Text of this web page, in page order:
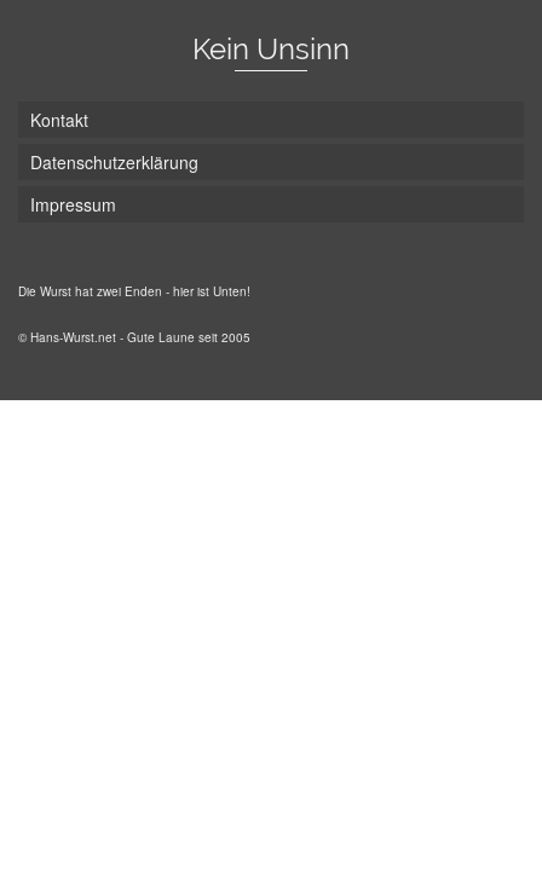
Kein Unsinn
Kontakt
Datenschutzerklärung
Impressum
Die Wurst hat zwei Enden - hier ist Unten!
© Hans-Wurst.net - Gute Laune seit 2005